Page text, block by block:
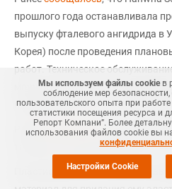
прошлого года останавливала
выпуску фталевого ангидрида в
Корея) после проведения
работ. Техническое
мощностью 80 тыс. тонн
продолжалось до 31 октября
Ранееотмечалось, что в
также этот завод на ремонт с 9
Пластификаторы - вещества,
Мы используем файлы cookie в
соблюдение мер
пользовательского опыта при
статистики посещения ресурса и
Репорт Компани”. Более
использования файлов cookie вы
Настройки Cookie